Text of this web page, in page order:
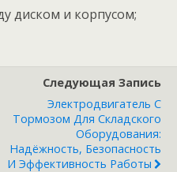
диском и корпусом;
Следующая Запись
Электродвигатель С
Тормозом Для Складского
Оборудования:
Надёжность, Безопасность
И Эффективность Работы